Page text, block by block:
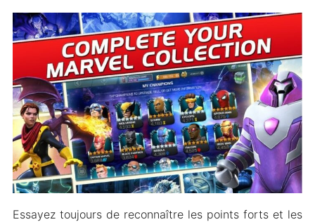
Essayez toujours de reconnaître les points forts et les